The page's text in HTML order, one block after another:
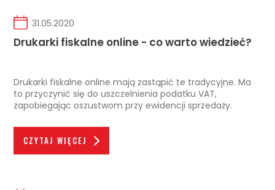
31.05.2020
Drukarki fiskalne online - co warto wiedzieć?
Drukarki fiskalne online mają zastąpić te tradycyjne. Ma
to przyczynić się do uszczelnienia podatku VAT,
zapobiegając oszustwom przy ewidencji sprzedaży.
CZYTAJ WIĘCEJ